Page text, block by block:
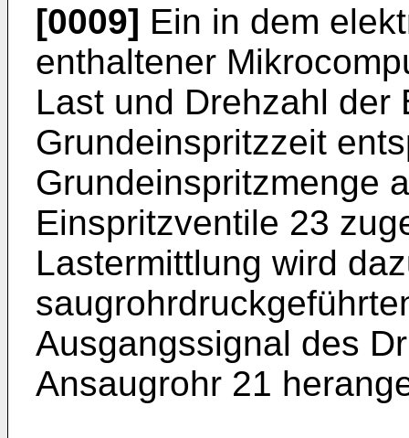
[0009] Ein in dem
enthaltener
Last und Drehzahl der
Grundeinspritzzeit
Grundeinspritzmenge
Einspritzventile 23
Lastermittlung wird
Ausgangssignal des
Ansaugrohr 21